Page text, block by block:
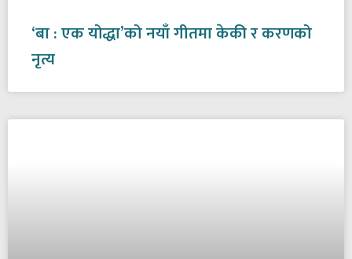
‘बा : एक योद्धा’को नयाँ गीतमा केकी र करणको
नृत्य